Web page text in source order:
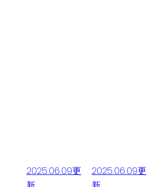
2025.06.09更
2025.06.09更